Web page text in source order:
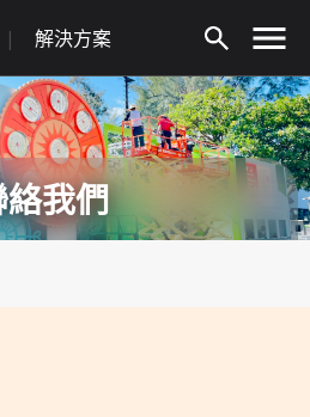
| 解決方案
絡我們